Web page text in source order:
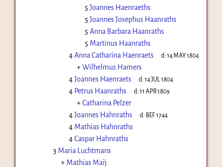
5 Joannes Haenraeths
5 Joannes Josephus Haanraths
5 Anna Barbara Haanraths
5 Martinus Haanraths
4Anna Catharina Haenraets d:14 MAY 1804
+Wilhelmus Hamers
4Joannes Haenraets d:14 JUL 1804
4 Petrus Haanraths d:11 APR 1809
+Catharina Pelzer
4Joannes Hahnraths d: BEF 1744
4 Mathias Hahnraths
4Caspar Hahnraths
3 Maria Luchtmans
+ Mathias Maij